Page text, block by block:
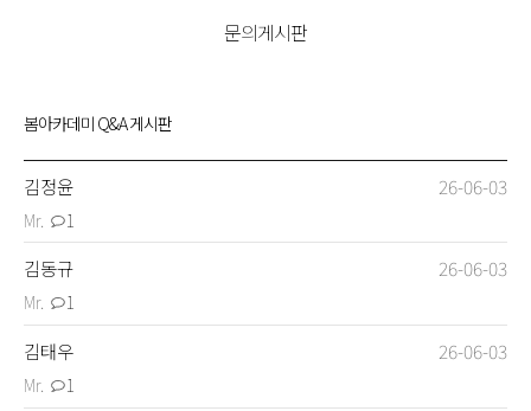
Portfolio 수강생 포트폴리오
About 봄아카데미 소개
문의게시판
봄아카데미 Q&A 게시판
Mr. 1
김정윤 26-06-03
Mr. 1
김동규 26-06-03
Mr. 1
김태우 26-06-03